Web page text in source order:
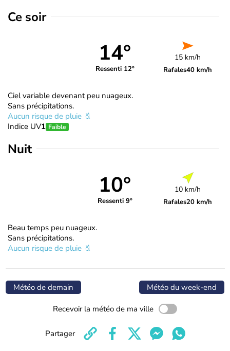
Ce soir
14°
Ressenti 12°
15 km/h
Rafales40 km/h
Ciel variable devenant peu nuageux.
Sans précipitations.
Aucun risque de pluie
Indice UV1 Faible
Nuit
10°
Ressenti 9°
10 km/h
Rafales20 km/h
Beau temps peu nuageux.
Sans précipitations.
Aucun risque de pluie
Météo de demain Météo du week-end
Recevoir la météo de ma ville
Partager